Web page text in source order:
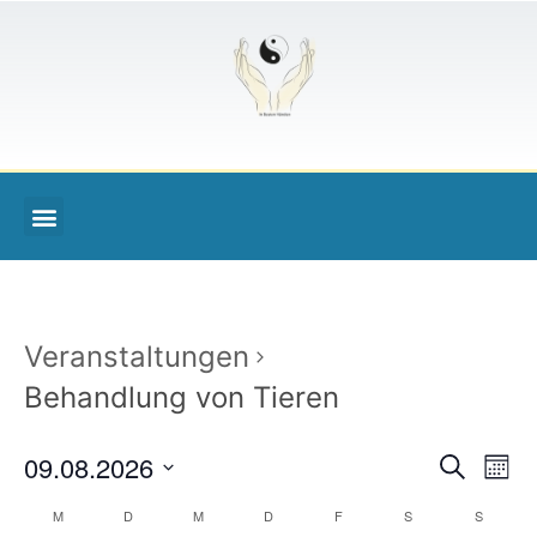
Veranstaltungen
Behandlung von Tieren
Suche
Monat
09.08.2026
wählen.
Kalender
M D M D F S S